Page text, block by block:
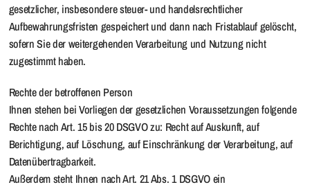
gesetzlicher, insbesondere steuer- und handelsrechtlicher
Aufbewahrungsfristen gespeichert und dann nach Fristablauf gelöscht,
sofern Sie der weitergehenden Verarbeitung und Nutzung nicht
zugestimmt haben.
Rechte der betroffenen Person
Ihnen stehen bei Vorliegen der gesetzlichen Voraussetzungen folgende
Rechte nach Art. 15 bis 20 DSGVO zu: Recht auf Auskunft, auf
Berichtigung, auf Löschung, auf Einschränkung der Verarbeitung, auf
Datenübertragbarkeit.
Außerdem steht Ihnen nach Art. 21 Abs. 1 DSGVO ein